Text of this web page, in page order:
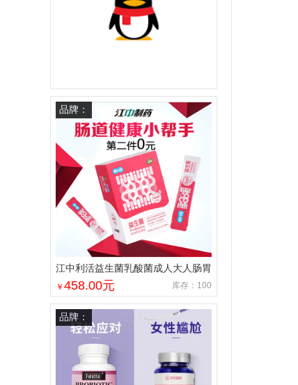
品牌：
江中利活益生菌乳酸菌成人大人肠胃
肠道活性官方店非调理冻干粉
￥ 458.00元 库存：100
品牌：